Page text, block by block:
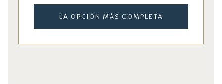
LA OPCIÓN MÁS COMPLETA